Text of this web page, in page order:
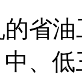
省
、